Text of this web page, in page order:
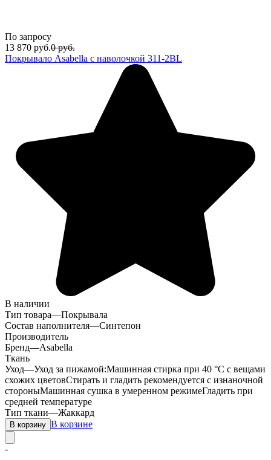
По запросу
13 870 руб.0 руб.
Покрывало Asabella с наволочкой 311-2BL
В наличии
Тип товара—Покрывала
Состав наполнителя—Синтепон
Производитель
Бренд—Asabella
Ткань
Уход—Уход за пижамой:Машинная стирка при 40 °C с вещами
схожих цветовСтирать и гладить рекомендуется с изнаночной
стороныМашинная сушка в умеренном режимеГладить при
средней температуре
Тип ткани—Жаккард
В корзину В корзине
-